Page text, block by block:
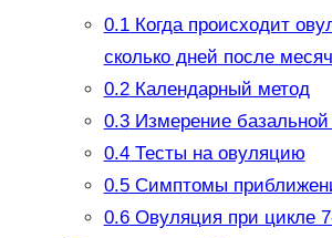
0.1Когда происходит
сколько дней после
0.2Календарный метод
0.3Измерение базальной
0.4Тесты на овуляцию
0.5Симптомы
0.6Овуляция при цикле